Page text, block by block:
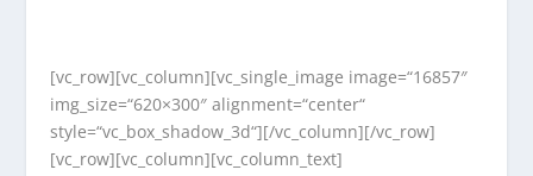
[vc_row][vc_column][vc_single_image image=“16857″
img_size=“620×300″ alignment=“center“
style=“vc_box_shadow_3d“][/vc_column][/vc_row]
[vc_row][vc_column][vc_column_text]